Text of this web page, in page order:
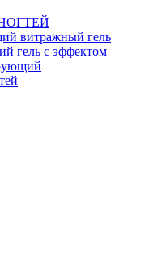
витражный гель
гель с эффектом